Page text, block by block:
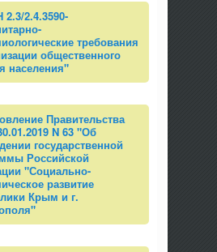
2.4.3590-
требования
общественного
населения"
Правительства
N 63 "Об
государственной
Российской
"Социально-
развитие
Крым и г.